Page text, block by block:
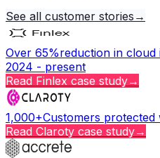
See all customer stories →
Over 65%reduction in
2024 - present
Read Finlex case study→
1,000+Customers protected
Read Claroty case study→